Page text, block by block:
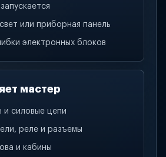
или приборная панель
электронных блоков
мастер
и силовые цепи
реле и разъемы
и кабины